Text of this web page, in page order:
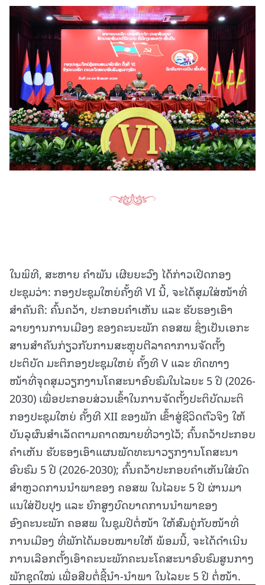
ໃນພິທີ, ສະຫາຍ ຄໍາພັນ ເຜີຍຍະວົງ ໄດ້ກ່າວເປີດກອງ
ປະຊຸມວ່າ: ກອງປະຊຸມໃຫຍ່ຄັ້ງທີ VI ນີ້, ຈະໄດ້ສຸມໃສ່ໜ້າທີ່
ສໍາຄັນຄື: ຄົ້ນຄວ້າ, ປະກອບຄໍາເຫັນ ແລະ ຮັບຮອງເອົາ
ລາຍງານການເມືອງ ຂອງຄະນະພັກ ຄອສພ ຊຶ່ງເປັນເອກະ
ສານສໍາຄັນກ່ຽວກັບການສະຫຼຸບຕີລາຄາການຈັດຕັ້ງ
ປະຕິບັດ ມະຕິກອງປະຊຸມໃຫຍ່ ຄັ້ງທີ V ແລະ ທິດທາງ
ໜ້າທີ່ຈຸດສຸມວຽກງານໂຄສະນາອົບຮົມໃນໄລຍະ 5 ປີ (2026-
2030) ເພື່ອປະກອບສ່ວນເຂົ້າໃນການຈັດຕັ້ງປະຕິບັດມະຕິ
ກອງປະຊຸມໃຫຍ່ ຄັ້ງທີ XII ຂອງພັກ ເຂົ້າສູ່ຊີວິດຕົວຈິງ ໃຫ້
ບັນລຸຜົນສໍາເລັດຕາມຄາດໝາຍທີ່ວາງໄວ້; ຄົ້ນຄວ້າປະກອບ
ຄໍາເຫັນ ຮັບຮອງເອົາແຜນພັດທະນາວຽກງານໂຄສະນາ
ອົບຮົມ 5 ປີ (2026-2030); ຄົ້ນຄວ້າປະກອບຄໍາເຫັນໃສ່ບົດ
ສໍາຫຼວດການນໍາພາຂອງ ຄອສພ ໃນໄລຍະ 5 ປີ ຜ່ານມາ
ແນໃສ່ປັບປຸງ ແລະ ຍົກສູງບົດບາດການນໍາພາຂອງ
ອົງຄະນະພັກ ຄອສພ ໃນຊຸມປີຕໍ່ໜ້າ ໃຫ້ສົມຄູ່ກັບໜ້າທີ່
ການເມືອງ ທີ່ພັກໄດ້ມອບໝາຍໃຫ້ ພ້ອມນີ້, ຈະໄດ້ດໍາເນີນ
ການເລືອກຕັ້ງເອົາຄະນະພັກຄະນະໂຄສະນາອົບຮົມສູນກາງ
ພັກຊຸດໃໝ່ ເພື່ອສືບຕໍ່ຊີ້ນໍາ-ນໍາພາ ໃນໄລຍະ 5 ປີ ຕໍ່ໜ້າ.